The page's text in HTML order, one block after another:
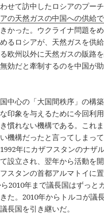
せて訪中したロシアのプー
の天然ガスの中国への供給
かった。ウクライナ問題を
るロシアが、天然ガスを供
欧州以外に天然ガスの販路
効だと牽制するのを中国が
中心の「大国間秩序」の構
印象を与えるために今回利
慣れない機構である。これ
機構だったと言ってしまっ
年にカザフスタンのナザ
設立され、翌年から活動を
スタンの首都アルマトイに置
2010年まで議長国はずっと
た。2010年からトルコが議
長国を引き継いだ。